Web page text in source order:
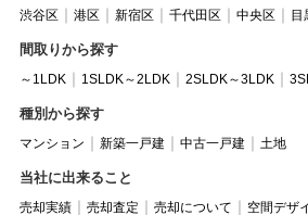
渋谷区 港区 新宿区 千代田区 中央区 目
間取りから探す
～1LDK 1SLDK～2LDK 2SLDK～3LDK
種別から探す
マンション 新築一戸建 中古一戸建 土地
当社に出来ること
売却実績 売却査定 売却について 空間デザ